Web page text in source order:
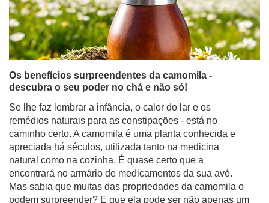
Os benefícios surpreendentes da camomila -
descubra o seu poder no chá e não só!
Se lhe faz lembrar a infância, o calor do lar e os
remédios naturais para as constipações - está no
caminho certo. A camomila é uma planta conhecida e
apreciada há séculos, utilizada tanto na medicina
natural como na cozinha. É quase certo que a
encontrará no armário de medicamentos da sua avó.
Mas sabia que muitas das propriedades da camomila o
podem surpreender? E que ela pode ser não apenas um